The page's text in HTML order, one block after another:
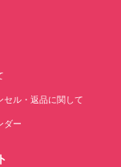
セル・返品に関して
ダー